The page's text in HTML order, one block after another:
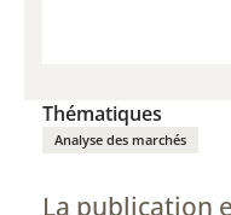
Thématiques
Analyse des marchés
La publication